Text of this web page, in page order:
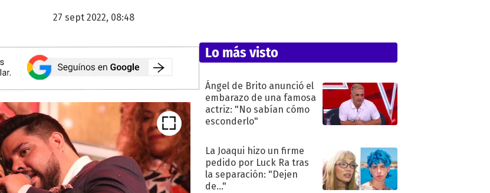
27 sept 2022, 08:48
Lo más visto
Ángel de Brito anunció el
embarazo de una famosa
actriz: "No sabían cómo
esconderlo"
La Joaqui hizo un firme
pedido por Luck Ra tras
la separación: "Dejen
de..."